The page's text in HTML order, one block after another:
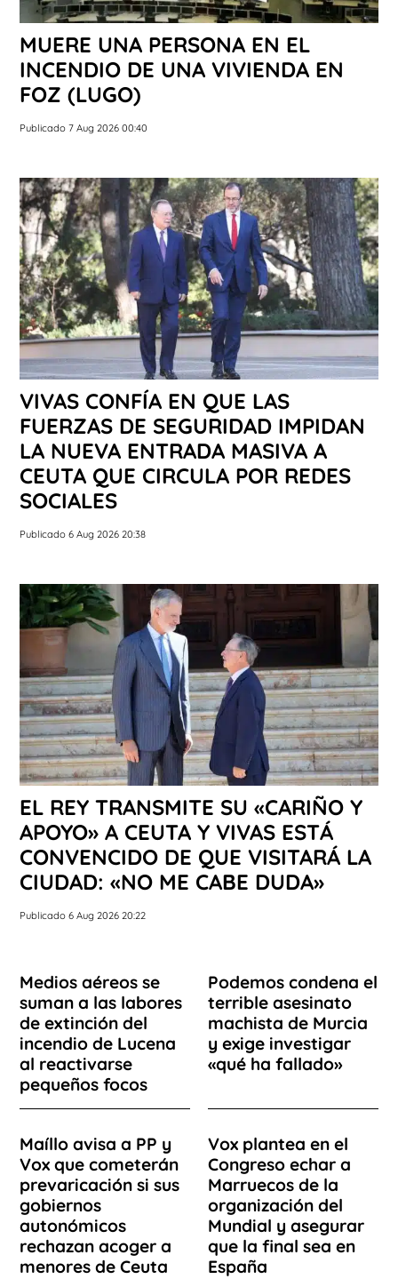
MUERE UNA PERSONA EN EL
INCENDIO DE UNA VIVIENDA EN
FOZ (LUGO)
Publicado 7 Aug 2026 00:40
VIVAS CONFÍA EN QUE LAS
FUERZAS DE SEGURIDAD IMPIDAN
LA NUEVA ENTRADA MASIVA A
CEUTA QUE CIRCULA POR REDES
SOCIALES
Publicado 6 Aug 2026 20:38
EL REY TRANSMITE SU «CARIÑO Y
APOYO» A CEUTA Y VIVAS ESTÁ
CONVENCIDO DE QUE VISITARÁ LA
CIUDAD: «NO ME CABE DUDA»
Publicado 6 Aug 2026 20:22
Medios aéreos se
suman a las labores
de extinción del
incendio de Lucena
al reactivarse
pequeños focos
Podemos condena el
terrible asesinato
machista de Murcia
y exige investigar
«qué ha fallado»
Maíllo avisa a PP y
Vox que cometerán
prevaricación si sus
gobiernos
autonómicos
rechazan acoger a
menores de Ceuta
Vox plantea en el
Congreso echar a
Marruecos de la
organización del
Mundial y asegurar
que la final sea en
España